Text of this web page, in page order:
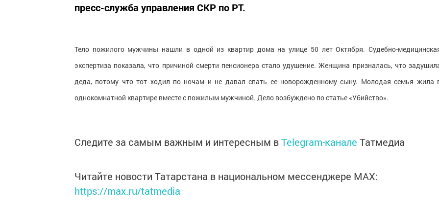
пресс-служба управления СКР по РТ.
Тело пожилого мужчины нашли в одной из квартир дома на улице 50 лет Октября. Судебно-
экспертиза показала, что причиной смерти пенсионера стало удушение. Женщина призналась, что
деда, потому что тот ходил по ночам и не давал спать ее новорожденному сыну. Молодая семья жила
однокомнатной квартире вместе с пожилым мужчиной. Дело возбуждено по статье «Убийство».
Следите за самым важным и интересным вTelegram-канале Татмедиа
Читайте новости Татарстана в национальном мессенджере MАХ:
https://max.ru/tatmedia